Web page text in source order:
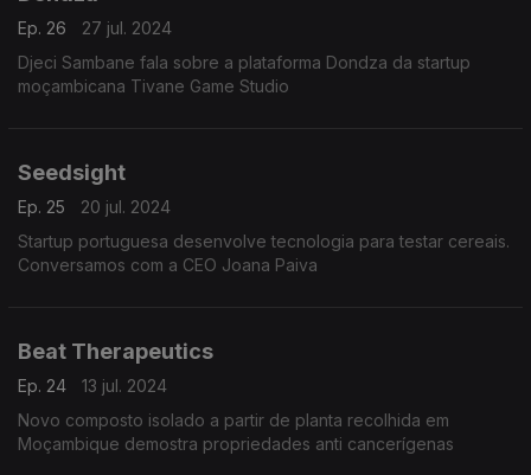
Ep. 26
27 jul. 2024
Djeci Sambane fala sobre a plataforma Dondza da startup
moçambicana Tivane Game Studio
Seedsight
Ep. 25
20 jul. 2024
Startup portuguesa desenvolve tecnologia para testar cereais.
Conversamos com a CEO Joana Paiva
Beat Therapeutics
Ep. 24
13 jul. 2024
Novo composto isolado a partir de planta recolhida em
Moçambique demostra propriedades anti cancerígenas